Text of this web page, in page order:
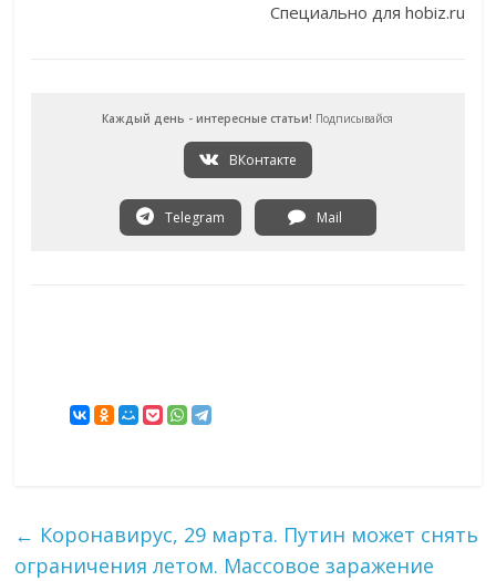
Специально для hobiz.ru
Каждый день - интересные статьи! Подписывайся
ВКонтакте
Telegram Mail
← Коронавирус, 29 марта. Путин может снять
ограничения летом. Массовое заражение